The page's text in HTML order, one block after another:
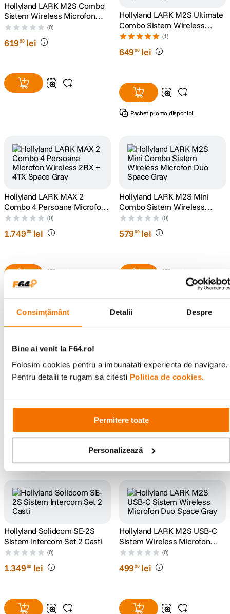
Consimțământ Detalii Despre
Bine ai venit la F64.ro!
Folosim cookies pentru a imbunatati experienta de navigare.
Pentru detalii te rugam sa citesti Politica de cookies.
Permitere toate
Personalizează
Hollyland LARK M2S Combo
Sistem Wireless Microfon
Duo Space Gray
(0)
61900 lei
Hollyland LARK M2S Ultimate
Combo Sistem Wireless
Microfon Duo Space Gray
(1)
64900 lei
Pachet promo disponibil
Hollyland LARK MAX 2
Combo 4 Persoane Microfon
Wireless 2RX + 4TX Space
(0)
1.74900 lei
Hollyland LARK M2S Mini
Combo Sistem Wireless
Microfon Duo Space Gray
(0)
57900 lei
Wireless 1TX + 1RX HDMI
UVC 4K30 2.4 & 5 Ghz
(0)
2.099 lei
Camera Duo Sistem Wireless
Compact Shine Charcoal
(0)
599 lei
Resigilat
Hollyland Solidcom SE-2S
Sistem Intercom Set 2 Casti
(0)
1.34900 lei
Hollyland LARK M2S USB-C
Sistem Wireless Microfon
Duo Space Gray
(0)
49900 lei